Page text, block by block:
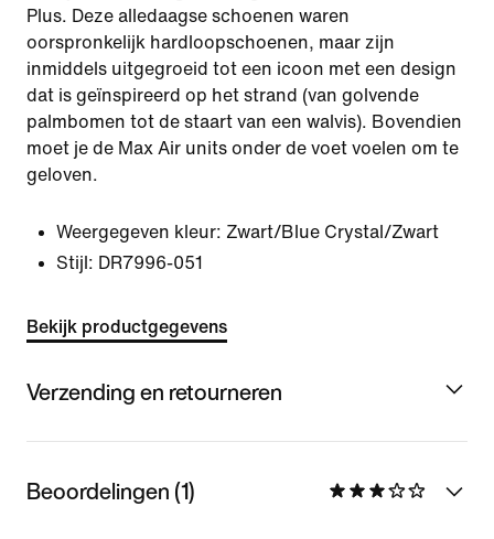
Plus. Deze alledaagse schoenen waren
oorspronkelijk hardloopschoenen, maar zijn
inmiddels uitgegroeid tot een icoon met een design
dat is geïnspireerd op het strand (van golvende
palmbomen tot de staart van een walvis). Bovendien
moet je de Max Air units onder de voet voelen om te
geloven.
Weergegeven kleur: Zwart/Blue Crystal/Zwart
Stijl: DR7996-051
Bekijk productgegevens
Verzending en retourneren
Beoordelingen (1)